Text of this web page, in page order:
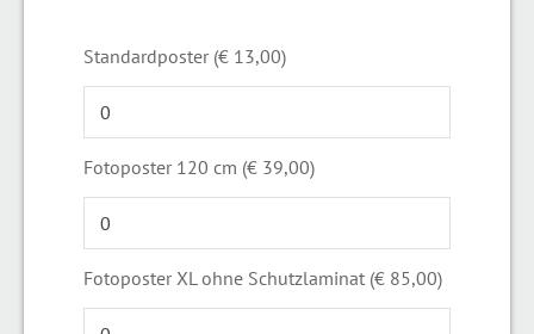
Standardposter (€ 13,00)
Fotoposter 120 cm (€ 39,00)
Fotoposter XL ohne Schutzlaminat (€ 85,00)